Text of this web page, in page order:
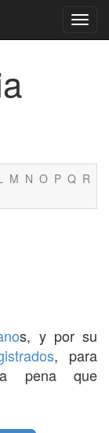
M N O P Q R
s, y por su
, para
pena que